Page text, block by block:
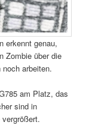
erkennt genau,
Zombie über die
arbeiten.
am Platz, das
sind in